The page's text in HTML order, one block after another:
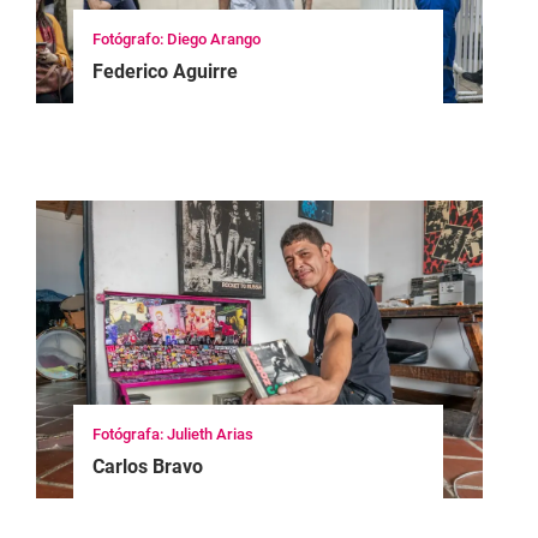
Fotógrafo: Diego Arango
Federico Aguirre
Fotógrafa: Julieth Arias
Carlos Bravo